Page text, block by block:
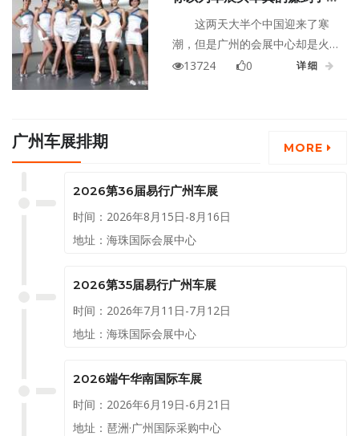
数学不好还是不要出手了吧
这两天大半个中国迎来了寒
潮，但是广州的会展中心却是火
热得很，作为年度最后一个压轴
等我把这观点跟朋友说完，就被
大便宜？
13724 0 详细
广州车展排期 MORE
2026第36届易行广州车展
时间：2026年8月15日-8月16日
地址：海珠国际会展中心
2026第35届易行广州车展
时间：2026年7月11日-7月12日
地址：海珠国际会展中心
2026端午华南国际车展
时间：2026年6月19日-6月21日
地址：琶洲·广州国际采购中心